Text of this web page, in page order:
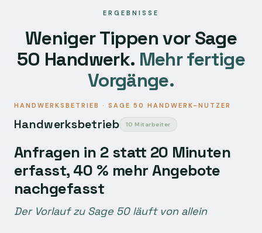
ERGEBNISSE
Weniger Tippen vor Sage
50 Handwerk. Mehr fertige
Vorgänge.
HANDWERKSBETRIEB · SAGE 50 HANDWERK-NUTZER
Handwerksbetrieb 10 Mitarbeiter
Anfragen in 2 statt 20 Minuten
erfasst, 40 % mehr Angebote
nachgefasst
Der Vorlauf zu Sage 50 läuft von allein